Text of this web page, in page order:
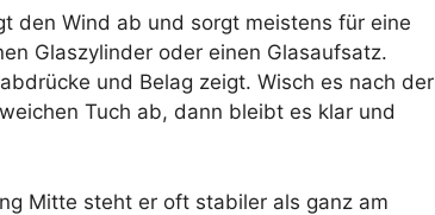
den Wind ab und sorgt meistens für eine
Glaszylinder oder einen Glasaufsatz.
und Belag zeigt. Wisch es nach der
Tuch ab, dann bleibt es klar und
Mitte steht er oft stabiler als ganz am